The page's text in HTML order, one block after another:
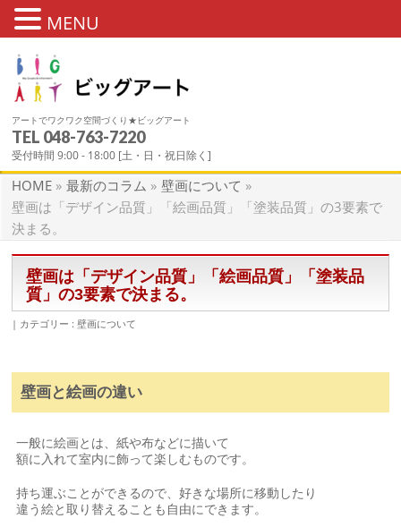
アートでワクワク空間づくり★ビッグアート
TEL 048-763-7220
受付時間 9:00 - 18:00 [土・日・祝日除く]
最新のコラム
HOME » 最新のコラム » 壁画について »
壁画は「デザイン品質」「絵画品質」「塗装品質」の3要素で
決まる。
壁画は「デザイン品質」「絵画品質」「塗装品
質」の3要素で決まる。
カテゴリー :壁画について
壁画と絵画の違い
一般に絵画とは、紙や布などに描いて
額に入れて室内に飾って楽しむものです。
持ち運ぶことができるので、好きな場所に移動したり
違う絵と取り替えることも自由にできます。
MENU